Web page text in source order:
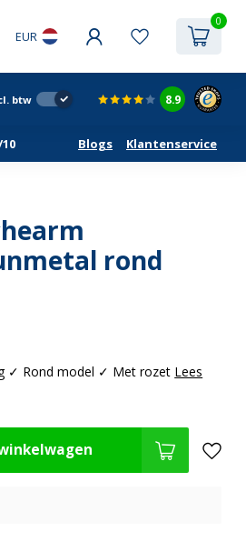
EUR
0
btw 8.9
Blogs Klantenservice
rond
✓ Rond model ✓ Met rozet Lees